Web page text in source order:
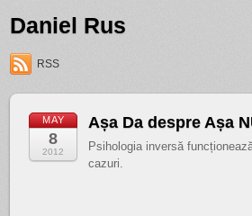
Daniel Rus
RSS
MAY
8
2012
Așa Da despre Așa
Psihologia inversă
cazuri.